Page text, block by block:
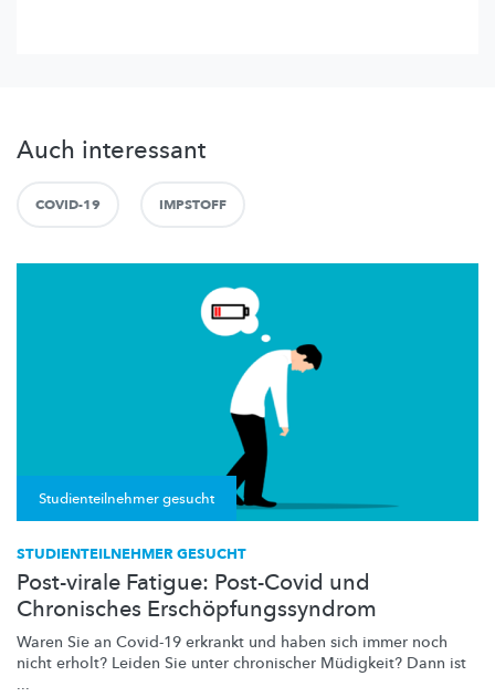
Auch interessant
COVID-19 IMPSTOFF
Studienteilnehmer gesucht
STUDIENTEILNEHMER GESUCHT
Post-virale Fatigue: Post-Covid und
Chronisches Erschöpfungssyndrom
Waren Sie an Covid-19 erkrankt und haben sich immer noch
nicht erholt? Leiden Sie unter chronischer Müdigkeit? Dann ist
...